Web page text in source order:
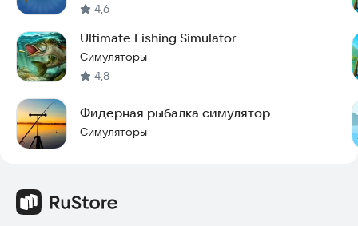
4,6
Ultimate Fishing Simulator
Симуляторы
4,8
Фидерная рыбалка симулятор
Симуляторы